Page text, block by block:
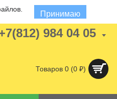
Принимаю
984 04 05
Товаров 0 (0 ₽)